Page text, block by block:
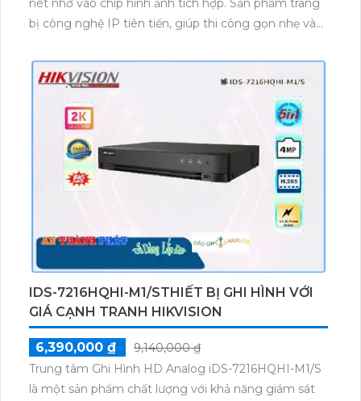
nét nhờ vào chip hình ảnh tích hợp. Sản phẩm trang
bị công nghệ IP tiên tiến, giúp thi công gọn nhẹ và
hình, đầu ghi này còn hỗ trợ khu vực cấm và chống
xâm nhập, ứng dụng công nghệ AI cùng tính năng
nhận diện khuôn mặt face detection, giúp tiết kiệm
băng thông hiệu quả. H.265+/H.265/H.264+/H.264 là
những công nghệ cao cấp được trang bị đặc biệt
trên sản phẩm này.
IDS-7216HQHI-M1/STHIẾT BỊ GHI HÌNH VỚI
GIÁ CẠNH TRANH HIKVISION
6,390,000 ₫
9,140,000 ₫
Trung tâm Ghi Hình HD Analog iDS-7216HQHI-M1/S
là một sản phẩm chất lượng với khả năng giám sát